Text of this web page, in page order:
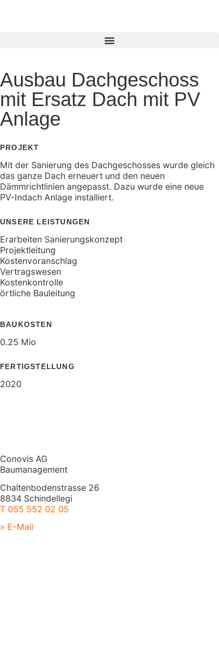
Ausbau Dachgeschoss
mit Ersatz Dach mit PV
Anlage
PROJEKT
Mit der Sanierung des Dachgeschosses wurde gleich
das ganze Dach erneuert und den neuen
Dämmrichtlinien angepasst. Dazu wurde eine neue
PV-Indach Anlage installiert.
UNSERE LEISTUNGEN
Erarbeiten Sanierungskonzept
Projektleitung
Kostenvoranschlag
Vertragswesen
Kostenkontrolle
örtliche Bauleitung
BAUKOSTEN
0.25 Mio
FERTIGSTELLUNG
2020
Conovis AG
Baumanagement
Chaltenbodenstrasse 26
8834 Schindellegi
T 055 552 02 05
» E-Mail